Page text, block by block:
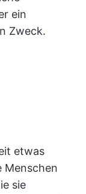
ein
Zweck.
etwas
Menschen
sie